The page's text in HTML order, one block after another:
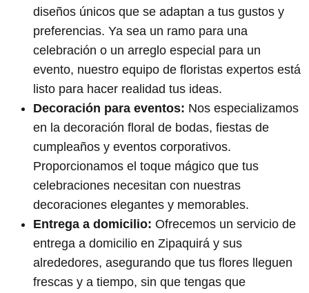
diseños únicos que se adaptan a tus gustos y
preferencias. Ya sea un ramo para una
celebración o un arreglo especial para un
evento, nuestro equipo de floristas expertos está
listo para hacer realidad tus ideas.
Decoración para eventos: Nos especializamos
en la decoración floral de bodas, fiestas de
cumpleaños y eventos corporativos.
Proporcionamos el toque mágico que tus
celebraciones necesitan con nuestras
decoraciones elegantes y memorables.
Entrega a domicilio: Ofrecemos un servicio de
entrega a domicilio en Zipaquirá y sus
alrededores, asegurando que tus flores lleguen
frescas y a tiempo, sin que tengas que